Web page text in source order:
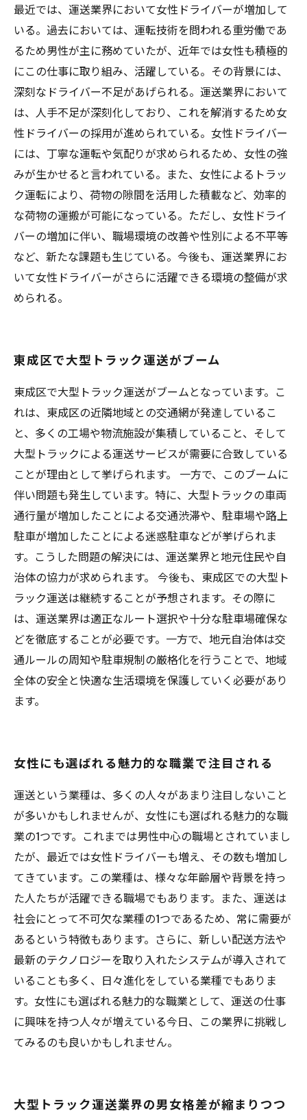
最近では、運送業界において女性ドライバーが増加して
いる。過去においては、運転技術を問われる重労働であ
るため男性が主に務めていたが、近年では女性も積極的
にこの仕事に取り組み、活躍している。その背景には、
深刻なドライバー不足があげられる。運送業界において
は、人手不足が深刻化しており、これを解消するため女
性ドライバーの採用が進められている。女性ドライバー
には、丁寧な運転や気配りが求められるため、女性の強
みが生かせると言われている。また、女性によるトラッ
ク運転により、荷物の隙間を活用した積載など、効率的
な荷物の運搬が可能になっている。ただし、女性ドライ
バーの増加に伴い、職場環境の改善や性別による不平等
など、新たな課題も生じている。今後も、運送業界にお
いて女性ドライバーがさらに活躍できる環境の整備が求
められる。
東成区で大型トラック運送がブーム
東成区で大型トラック運送がブームとなっています。こ
れは、東成区の近隣地域との交通網が発達しているこ
と、多くの工場や物流施設が集積していること、そして
大型トラックによる運送サービスが需要に合致している
ことが理由として挙げられます。 一方で、このブームに
伴い問題も発生しています。特に、大型トラックの車両
通行量が増加したことによる交通渋滞や、駐車場や路上
駐車が増加したことによる迷惑駐車などが挙げられま
す。こうした問題の解決には、運送業界と地元住民や自
治体の協力が求められます。 今後も、東成区での大型ト
ラック運送は継続することが予想されます。その際に
は、運送業界は適正なルート選択や十分な駐車場確保な
どを徹底することが必要です。一方で、地元自治体は交
通ルールの周知や駐車規制の厳格化を行うことで、地域
全体の安全と快適な生活環境を保護していく必要があり
ます。
女性にも選ばれる魅力的な職業で注目される
運送という業種は、多くの人々があまり注目しないこと
が多いかもしれませんが、女性にも選ばれる魅力的な職
業の1つです。これまでは男性中心の職場とされていまし
たが、最近では女性ドライバーも増え、その数も増加し
てきています。この業種は、様々な年齢層や背景を持っ
た人たちが活躍できる職場でもあります。また、運送は
社会にとって不可欠な業種の1つであるため、常に需要が
あるという特徴もあります。さらに、新しい配送方法や
最新のテクノロジーを取り入れたシステムが導入されて
いることも多く、日々進化をしている業種でもありま
す。女性にも選ばれる魅力的な職業として、運送の仕事
に興味を持つ人々が増えている今日、この業界に挑戦し
てみるのも良いかもしれません。
大型トラック運送業界の男女格差が縮まりつつ